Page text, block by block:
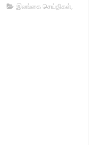
இலங்கை செய்திகள்,